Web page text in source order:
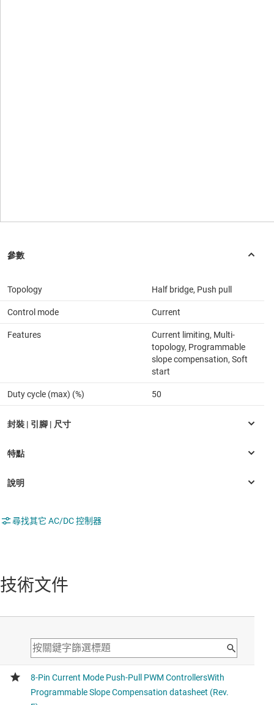
Topology Half bridge, Push pull
Control mode Current
Features
Current limiting, Multi-
topology, Programmable
slope compensation, Soft
start
Duty cycle (max) (%) 50
尋找其它 AC/DC 控制器
技術文件